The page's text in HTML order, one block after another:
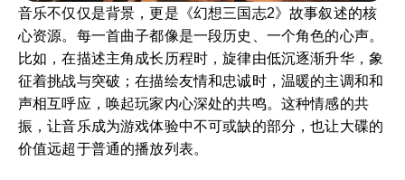
音乐不仅仅是背景，更是《幻想三国志2》故事叙述的核
心资源。每一首曲子都像是一段历史、一个角色的心声。
比如，在描述主角成长历程时，旋律由低沉逐渐升华，象
征着挑战与突破；在描绘友情和忠诚时，温暖的主调和和
声相互呼应，唤起玩家内心深处的共鸣。这种情感的共
振，让音乐成为游戏体验中不可或缺的部分，也让大碟的
价值远超于普通的播放列表。